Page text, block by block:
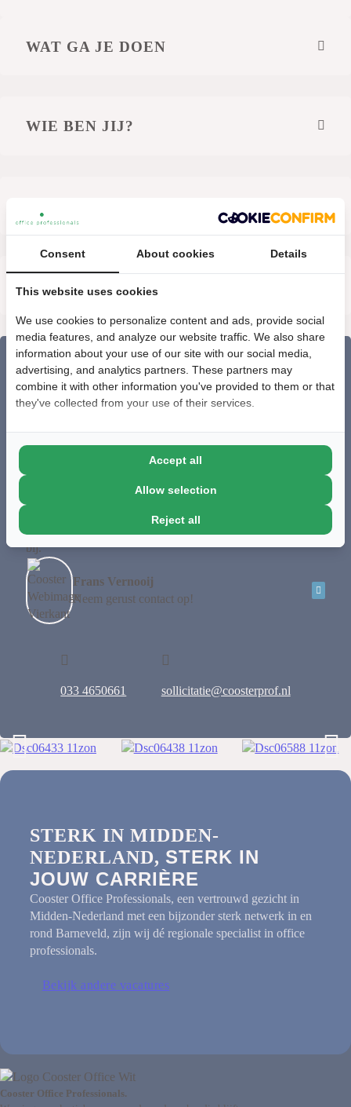
WAT GA JE DOEN
WIE BEN JIJ?
ARBEIDSVOORWAARDEN
SOLLICITEER NU ALS
PROJECTLEIDER
Vragen over de vacature?
Samen ontdekken we waar je heen wilt en hoe je daar komt.
Jouw groei, op jouw manier. Wij begeleiden je daar graag
bij.
Frans Vernooij
Neem gerust contact op!
033 4650661 sollicitatie@coosterprof.nl
STERK IN MIDDEN-
NEDERLAND, STERK IN
JOUW CARRIÈRE
Cooster Office Professionals, een vertrouwd gezicht in
Midden-Nederland met een bijzonder sterk netwerk in en
rond Barneveld, zijn wij dé regionale specialist in office
professionals.
Bekijk andere vacatures
Cooster Office Professionals.
Consent About cookies Details
This website uses cookies
We use cookies to personalize content and ads, provide social
media features, and analyze our website traffic. We also share
information about your use of our site with our social media,
advertising, and analytics partners. These partners may
combine it with other information you've provided to them or that
they've collected from your use of their services.
Reject all
Allow selection
Accept all